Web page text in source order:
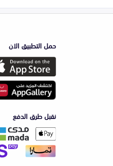
حمل التطبيق الان
نقبل طرق الدفع